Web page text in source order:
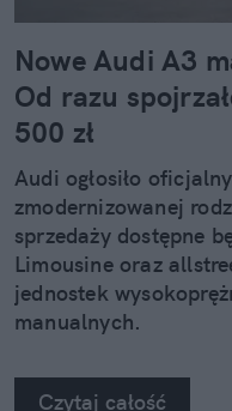
Nowe Audi A3
Od razu
500 zł
Audi ogłosiło
zmodernizowanej
sprzedaży dostępne
Limousine oraz
jednostek
manualnych.
Czytaj całość